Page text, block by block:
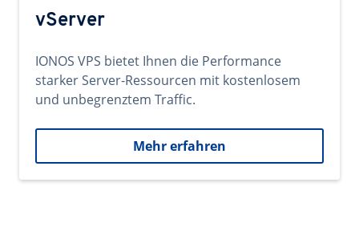
vServer
IONOS VPS bietet Ihnen die Performance
starker Server-Ressourcen mit kostenlosem
und unbegrenztem Traffic.
Mehr erfahren